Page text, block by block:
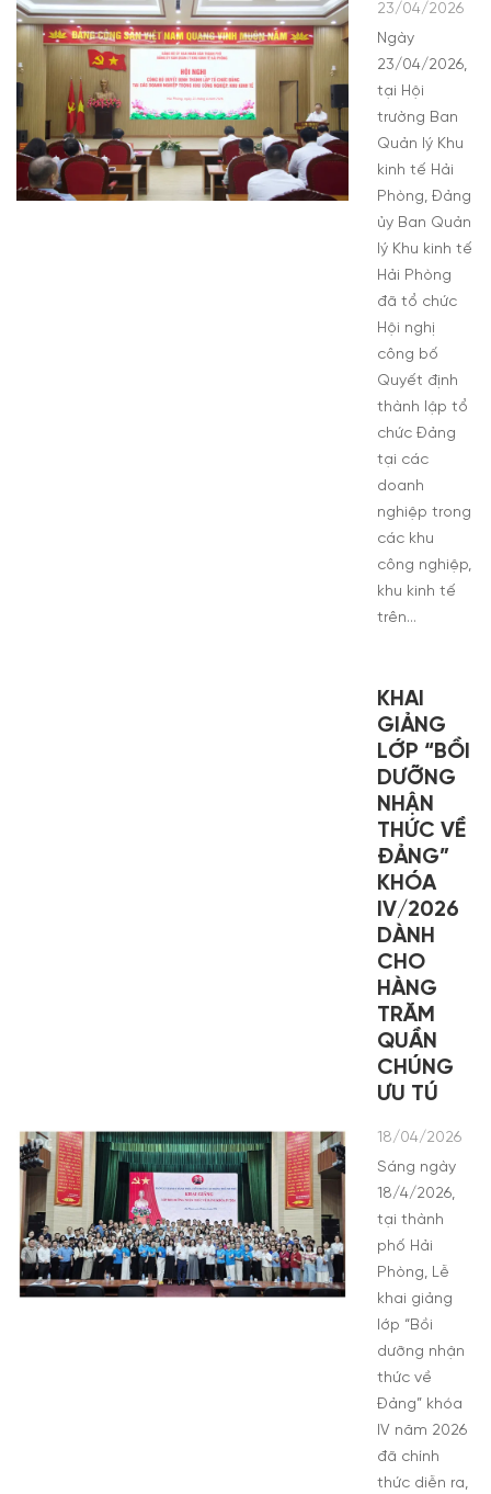
23/04/2026
Ngày
23/04/2026,
tại Hội
trường Ban
Quản lý Khu
kinh tế Hải
Phòng, Đảng
ủy Ban Quản
lý Khu kinh tế
Hải Phòng
đã tổ chức
Hội nghị
công bố
Quyết định
thành lập tổ
chức Đảng
tại các
doanh
nghiệp trong
các khu
công nghiệp,
khu kinh tế
trên…
KHAI
GIẢNG
LỚP “BỒI
DƯỠNG
NHẬN
THỨC VỀ
ĐẢNG”
KHÓA
IV/2026
DÀNH
CHO
HÀNG
TRĂM
QUẦN
CHÚNG
ƯU TÚ
18/04/2026
Sáng ngày
18/4/2026,
tại thành
phố Hải
Phòng, Lễ
khai giảng
lớp “Bồi
dưỡng nhận
thức về
Đảng” khóa
IV năm 2026
đã chính
thức diễn ra,